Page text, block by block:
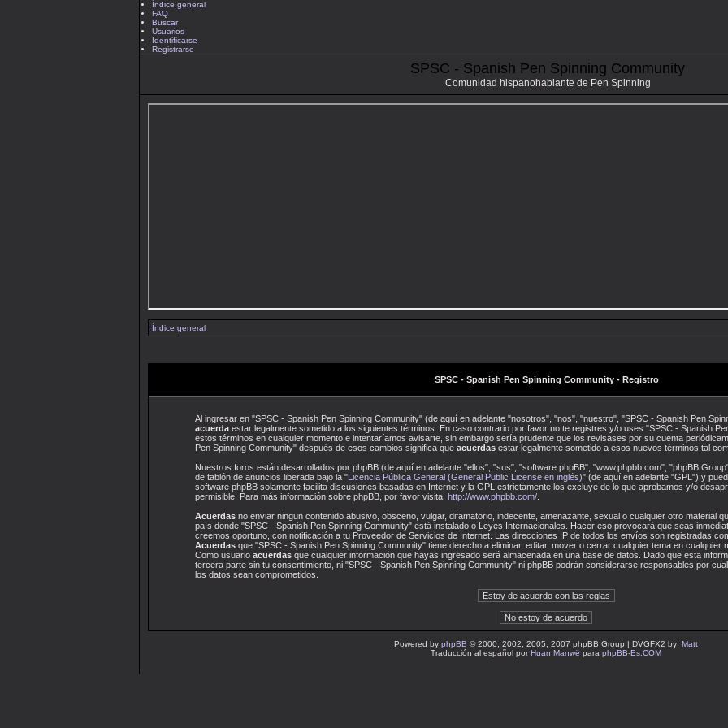
Índice general
FAQ
Buscar
Usuarios
Identificarse
Registrarse
SPSC - Spanish Pen Spinning Community
Comunidad hispanohablante de Pen Spinning
Índice general
SPSC - Spanish Pen Spinning Community - Registro
Al ingresar en "SPSC - Spanish Pen Spinning Community" (de aquí en adelante "nosotros", "nos", "nuestro", "SPSC - Spanish Pen
acuerdaestar legalmente sometido a los siguientes términos. En caso contrario por favor no te registres y/o uses "SPSC - Spanish
estos términos en cualquier momento e intentaríamos avisarte, sin embargo sería prudente que los revisases por su cuenta
Pen Spinning Community" después de esos cambios significa que acuerdasestar legalmente sometido a esos nuevos términos tal
Nuestros foros están desarrollados por phpBB (de aquí en adelante "ellos", "sus", "software phpBB", "www.phpbb.com", "phpBB
de tablón de anuncios liberada bajo la "Licencia Pública General (General Public License en inglés)" (de aquí en adelante "GPL") y
software phpBB solamente facilita discusiones basadas en Internet y la GPL estrictamente los excluye de lo que aprobamos y/o
permisible. Para más información sobre phpBB, por favor visita: http://www.phpbb.com/.
Acuerdasno enviar ningun contenido abusivo, obsceno, vulgar, difamatorio, indecente, amenazante, sexual o cualquier otro material
país donde "SPSC - Spanish Pen Spinning Community" está instalado o Leyes Internacionales. Hacer eso provocará que seas
creemos oportuno, con notificación a tu Proveedor de Servicios de Internet. Las direcciones IP de todos los envíos son registradas
Acuerdasque "SPSC - Spanish Pen Spinning Community" tiene derecho a eliminar, editar, mover o cerrar cualquier tema en cualquier
Como usuario acuerdasque cualquier información que hayas ingresado será almacenada en una base de datos. Dado que esta
tercera parte sin tu consentimiento, ni "SPSC - Spanish Pen Spinning Community" ni phpBB podrán considerarse responsables por
los datos sean comprometidos.
Powered by phpBB © 2000, 2002, 2005, 2007 phpBB Group | DVGFX2 by: Matt
Traducción al español porHuan Manwë para phpBB-Es.COM